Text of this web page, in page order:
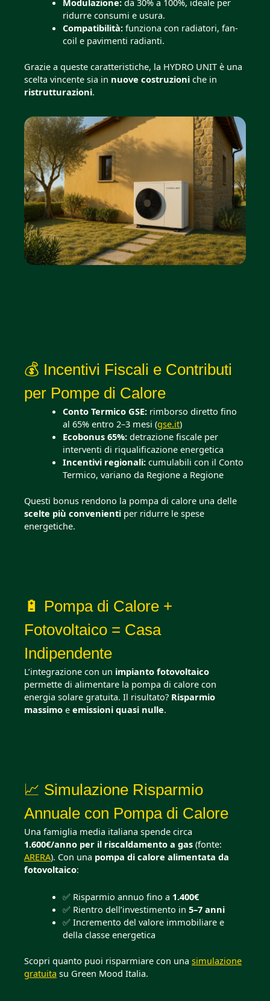
Modulazione:da 30% a 100%, ideale per
ridurre consumi e usura.
Compatibilità:funziona con radiatori, fan-
coil e pavimenti radianti.
Grazie a queste caratteristiche, la HYDRO UNIT è una
scelta vincente sia in nuove costruzioni che in
ristrutturazioni.
💰 Incentivi Fiscali e Contributi
per Pompe di Calore
Conto Termico GSE:rimborso diretto fino
al 65% entro 2–3 mesi (gse.it)
Ecobonus 65%:detrazione fiscale per
interventi di riqualificazione energetica
Incentivi regionali:cumulabili con il Conto
Termico, variano da Regione a Regione
Questi bonus rendono la pompa di calore una delle
scelte più convenienti per ridurre le spese
energetiche.
🔋 Pompa di Calore +
Fotovoltaico = Casa
Indipendente
L’integrazione con un impianto fotovoltaico
permette di alimentare la pompa di calore con
energia solare gratuita. Il risultato? Risparmio
massimo e emissioni quasi nulle.
📈 Simulazione Risparmio
Annuale con Pompa di Calore
Una famiglia media italiana spende circa
1.600€/anno per il riscaldamento a gas (fonte:
ARERA). Con una pompa di calore alimentata da
fotovoltaico:
✅ Risparmio annuo fino a 1.400€
✅ Rientro dell’investimento in 5–7 anni
✅ Incremento del valore immobiliare e
della classe energetica
Scopri quanto puoi risparmiare con una simulazione
gratuita su Green Mood Italia.